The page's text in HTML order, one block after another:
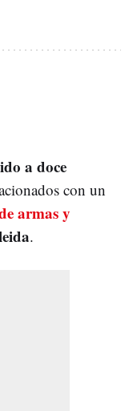
a doce
con un
armas y
.